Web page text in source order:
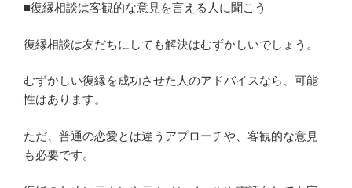
■復縁相談は客観的な意見を言える人に聞こう
復縁相談は友だちにしても解決はむずかしいでしょう。
むずかしい復縁を成功させた人のアドバイスなら、可能
性はあります。
ただ、普通の恋愛とは違うアプローチや、客観的な意見
も必要です。